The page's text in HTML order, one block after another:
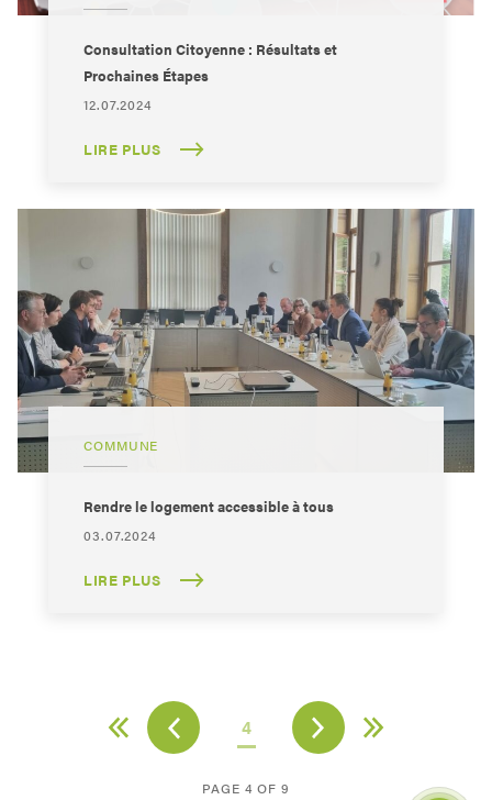
Consultation Citoyenne : Résultats et
Prochaines Étapes
12.07.2024
LIRE PLUS
COMMUNE
Rendre le logement accessible à tous
03.07.2024
LIRE PLUS
4
PAGE 4 OF 9